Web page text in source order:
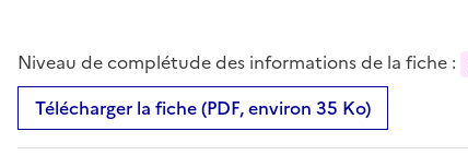
Niveau de complétude des informations de la fiche :
Télécharger la fiche (PDF, environ 35 Ko)